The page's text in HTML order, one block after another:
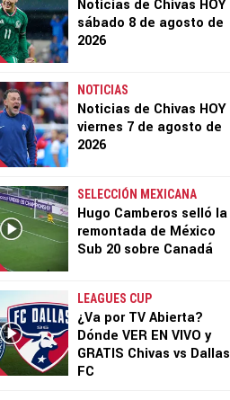
Noticias de Chivas HOY
sábado 8 de agosto de
2026
NOTICIAS
Noticias de Chivas HOY
viernes 7 de agosto de
2026
SELECCIÓN MEXICANA
Hugo Camberos selló la
remontada de México
Sub 20 sobre Canadá
LEAGUES CUP
¿Va por TV Abierta?
Dónde VER EN VIVO y
GRATIS Chivas vs Dallas
FC